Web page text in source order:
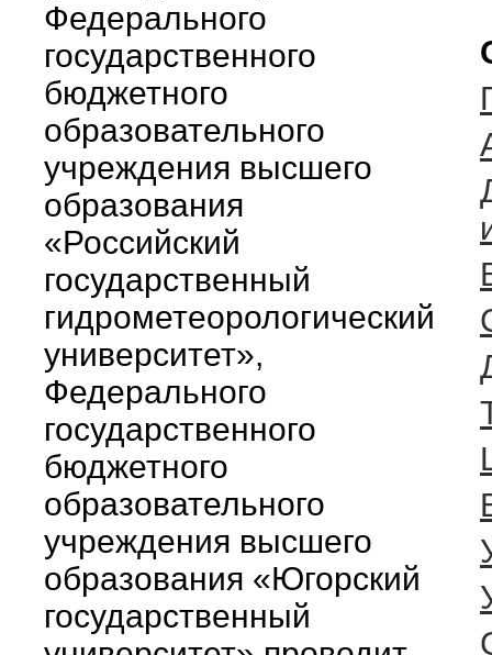
Федерального
государственного
бюджетного
образовательного
учреждения высшего
образования
«Российский
государственный
гидрометеорологический
университет»,
Федерального
государственного
бюджетного
образовательного
учреждения высшего
образования «Югорский
государственный